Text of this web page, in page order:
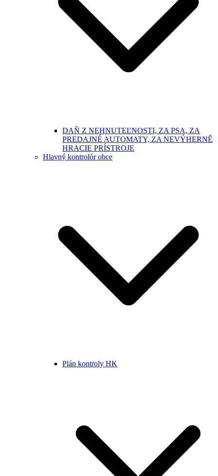
DAŇ Z NEHNUTEĽNOSTI, ZA PSA, ZA
PREDAJNÉ AUTOMATY, ZA NEVÝHERNĚ
HRACIE PRÍSTROJE
Hlavný kontrolór obce
Plán kontroly HK